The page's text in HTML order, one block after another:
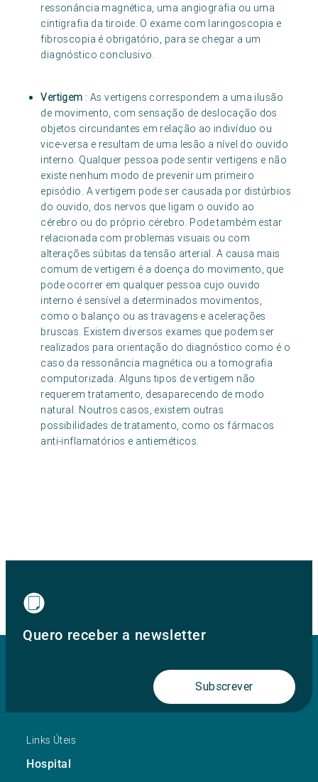
ressonância magnética, uma angiografia ou uma
cintigrafia da tiroide. O exame com laringoscopia e
fibroscopia é obrigatório, para se chegar a um
diagnóstico conclusivo.
Vertigem : As vertigens correspondem a uma ilusão
de movimento, com sensação de deslocação dos
objetos circundantes em relação ao indivíduo ou
vice-versa e resultam de uma lesão a nível do ouvido
interno. Qualquer pessoa pode sentir vertigens e não
existe nenhum modo de prevenir um primeiro
episódio. A vertigem pode ser causada por distúrbios
do ouvido, dos nervos que ligam o ouvido ao
cérebro ou do próprio cérebro. Pode também estar
relacionada com problemas visuais ou com
alterações súbitas da tensão arterial. A causa mais
comum de vertigem é a doença do movimento, que
pode ocorrer em qualquer pessoa cujo ouvido
interno é sensível a determinados movimentos,
como o balanço ou as travagens e acelerações
bruscas. Existem diversos exames que podem ser
realizados para orientação do diagnóstico como é o
caso da ressonância magnética ou a tomografia
computorizada. Alguns tipos de vertigem não
requerem tratamento, desaparecendo de modo
natural. Noutros casos, existem outras
possibilidades de tratamento, como os fármacos
anti-inflamatórios e antieméticos.
Quero receber a newsletter
Subscrever
Links Úteis
Hospital